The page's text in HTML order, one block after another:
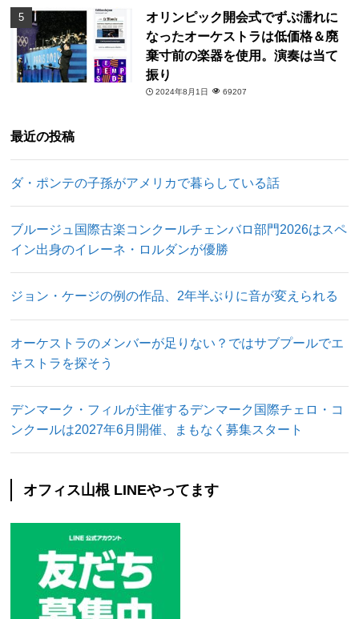
オリンピック開会式でずぶ濡れに
なったオーケストラは低価格＆廃
棄寸前の楽器を使用。演奏は当て
振り
2024年8月1日 69207
最近の投稿
ダ・ポンテの子孫がアメリカで暮らしている話
ブルージュ国際古楽コンクールチェンバロ部門2026はスペ
イン出身のイレーネ・ロルダンが優勝
ジョン・ケージの例の作品、2年半ぶりに音が変えられる
オーケストラのメンバーが足りない？ではサブプールでエ
キストラを探そう
デンマーク・フィルが主催するデンマーク国際チェロ・コ
ンクールは2027年6月開催、まもなく募集スタート
オフィス山根 LINEやってます